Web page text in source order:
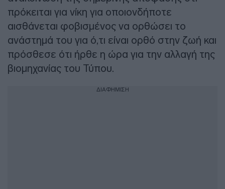
πρόκειται για νίκη για οποιονδήποτε
αισθάνεται φοβισμένος να ορθώσει το
ανάστημά του για ό,τι είναι ορθό στην ζωή και
πρόσθεσε ότι ήρθε η ώρα για την αλλαγή της
βιομηχανίας του Τύπου.
ΔΙΑΦΗΜΙΣΗ